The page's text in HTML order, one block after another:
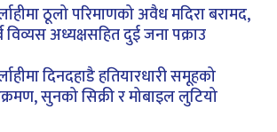
ठूलो परिमाणको अवैध मदिरा बरामद,
विव्यस अध्यक्षसहित दुई जना पक्राउ
दिनदहाडै हतियारधारी समूहको
सुनको सिक्री र मोबाइल लुटियो